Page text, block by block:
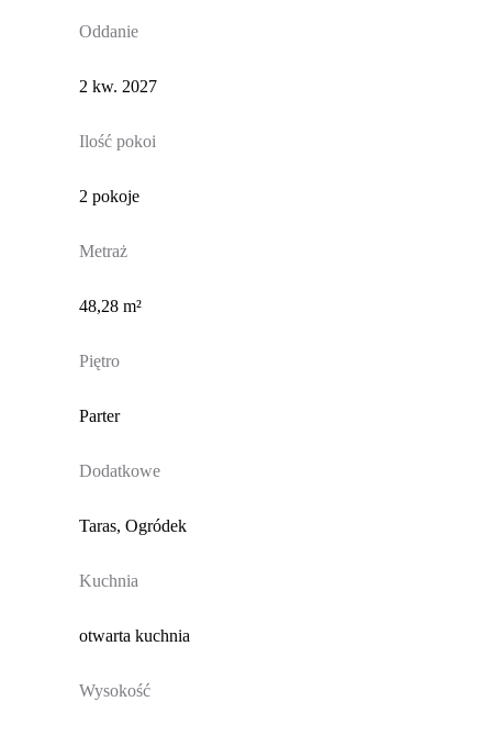
Oddanie
2 kw. 2027
Ilość pokoi
2 pokoje
Metraż
48,28 m²
Piętro
Parter
Dodatkowe
Taras, Ogródek
Kuchnia
otwarta kuchnia
Wysokość